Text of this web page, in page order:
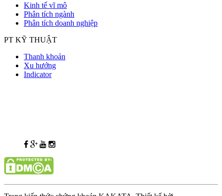
Kinh tế vĩ mô
Phân tích ngành
Phân tích doanh nghiệp
PT KỸ THUẬT
Thanh khoản
Xu hướng
Indicator